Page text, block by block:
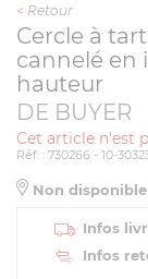
< Retour
Cercle à
cannelé en
hauteur
DE BUYER
Cet article n'est
Réf. : 730266 - 10-
Non
Infos
Infos